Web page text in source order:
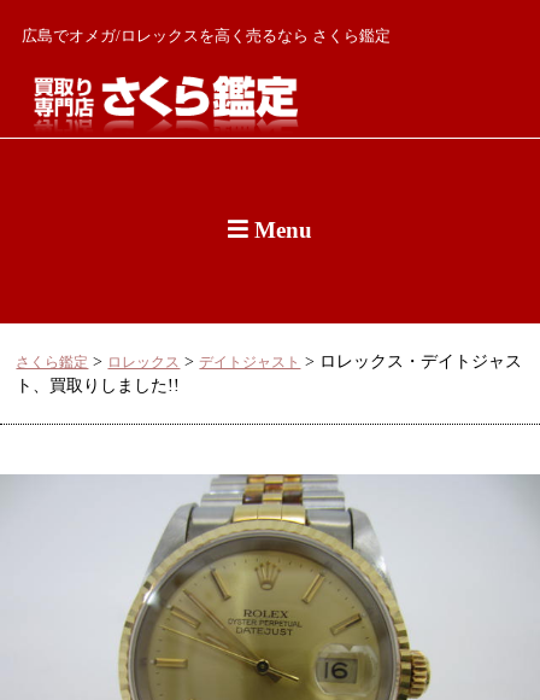
広島でオメガ/ロレックスを高く売るなら さくら鑑定
Menu
さくら鑑定 > ロレックス >デイトジャスト > ロレックス・デイトジャス
ト、買取りしました!!